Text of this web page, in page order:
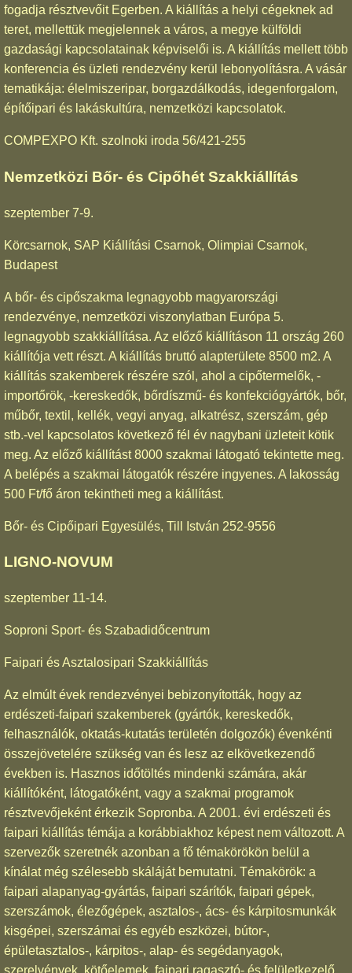
fogadja résztvevőit Egerben. A kiállítás a helyi cégeknek ad
teret, mellettük megjelennek a város, a megye külföldi
gazdasági kapcsolatainak képviselői is. A kiállítás mellett több
konferencia és üzleti rendezvény kerül lebonyolításra. A vásár
tematikája: élelmiszeripar, borgazdálkodás, idegenforgalom,
építőipari és lakáskultúra, nemzetközi kapcsolatok.
COMPEXPO Kft. szolnoki iroda 56/421-255
Nemzetközi Bőr- és Cipőhét Szakkiállítás
szeptember 7-9.
Körcsarnok, SAP Kiállítási Csarnok, Olimpiai Csarnok,
Budapest
A bőr- és cipőszakma legnagyobb magyarországi
rendezvénye, nemzetközi viszonylatban Európa 5.
legnagyobb szakkiállítása. Az előző kiállításon 11 ország 260
kiállítója vett részt. A kiállítás bruttó alapterülete 8500 m2. A
kiállítás szakemberek részére szól, ahol a cipőtermelők, -
importőrök, -kereskedők, bőrdíszmű- és konfekciógyártók, bőr,
műbőr, textil, kellék, vegyi anyag, alkatrész, szerszám, gép
stb.-vel kapcsolatos következő fél év nagybani üzleteit kötik
meg. Az előző kiállítást 8000 szakmai látogató tekintette meg.
A belépés a szakmai látogatók részére ingyenes. A lakosság
500 Ft/fő áron tekintheti meg a kiállítást.
Bőr- és Cipőipari Egyesülés, Till István 252-9556
LIGNO-NOVUM
szeptember 11-14.
Soproni Sport- és Szabadidőcentrum
Faipari és Asztalosipari Szakkiállítás
Az elmúlt évek rendezvényei bebizonyították, hogy az
erdészeti-faipari szakemberek (gyártók, kereskedők,
felhasználók, oktatás-kutatás területén dolgozók) évenkénti
összejövetelére szükség van és lesz az elkövetkezendő
években is. Hasznos időtöltés mindenki számára, akár
kiállítóként, látogatóként, vagy a szakmai programok
résztvevőjeként érkezik Sopronba. A 2001. évi erdészeti és
faipari kiállítás témája a korábbiakhoz képest nem változott. A
szervezők szeretnék azonban a fő témakörökön belül a
kínálat még szélesebb skáláját bemutatni. Témakörök: a
faipari alapanyag-gyártás, faipari szárítók, faipari gépek,
szerszámok, élezőgépek, asztalos-, ács- és kárpitosmunkák
kisgépei, szerszámai és egyéb eszközei, bútor-,
épületasztalos-, kárpitos-, alap- és segédanyagok,
szerelvények, kötőelemek, faipari ragasztó- és felületkezelő